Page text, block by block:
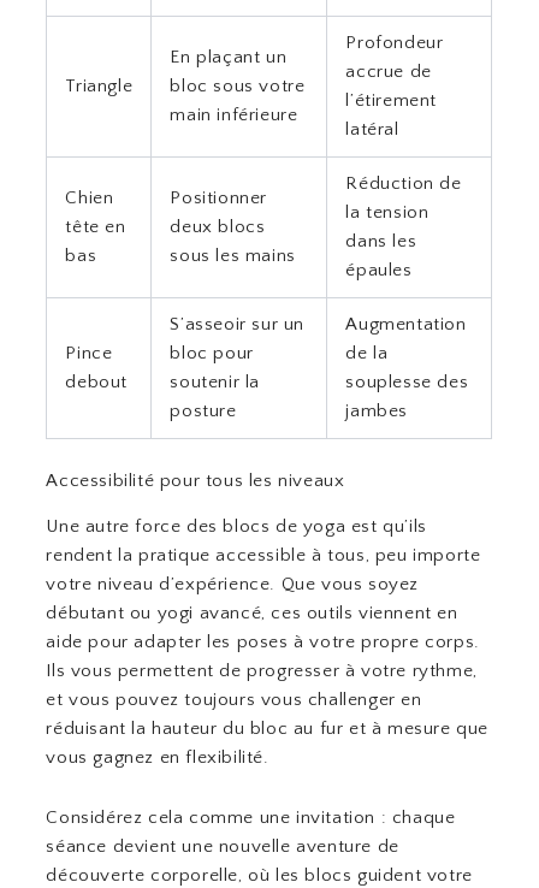
Triangle
En plaçant un
bloc sous votre
main inférieure
Profondeur
accrue de
l’étirement
latéral
Chien
tête en
bas
Positionner
deux blocs
sous les mains
Réduction de
la tension
dans les
épaules
Pince
debout
S’asseoir sur un
bloc pour
soutenir la
posture
Augmentation
de la
souplesse des
jambes
Accessibilité pour tous les niveaux
Une autre force des blocs de yoga est qu’ils
rendent la pratique accessible à tous, peu importe
votre niveau d’expérience. Que vous soyez
débutant ou yogi avancé, ces outils viennent en
aide pour adapter les poses à votre propre corps.
Ils vous permettent de progresser à votre rythme,
et vous pouvez toujours vous challenger en
réduisant la hauteur du bloc au fur et à mesure que
vous gagnez en flexibilité.
Considérez cela comme une invitation : chaque
séance devient une nouvelle aventure de
découverte corporelle, où les blocs guident votre